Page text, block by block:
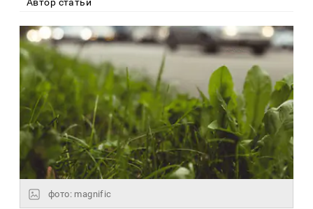
фото: magnific